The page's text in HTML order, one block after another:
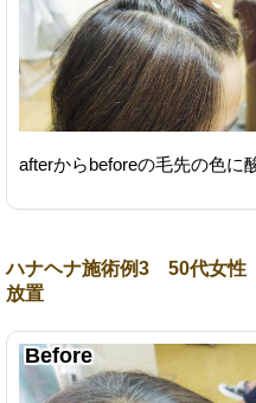
afterからbeforeの毛先の色に
ハナヘナ施術例3 50代女
放置